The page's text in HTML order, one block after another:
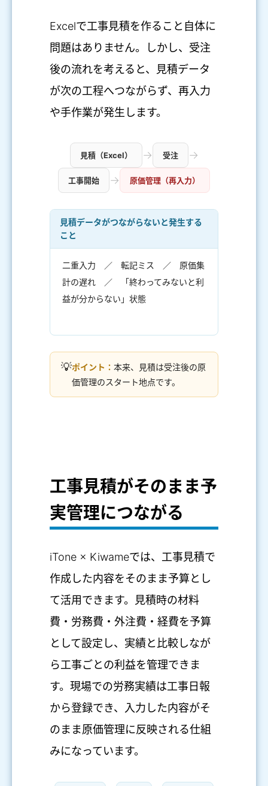
Excelで工事見積を作ること自体に
問題はありません。しかし、受注
後の流れを考えると、見積データ
が次の工程へつながらず、再入力
や手作業が発生します。
見積（Excel） → 受注 →
工事開始 → 原価管理（再入力）
見積データがつながらないと発生する
こと
二重入力 ／ 転記ミス ／ 原価集
計の遅れ ／ 「終わってみないと利
益が分からない」状態
💡ポイント： 本来、見積は受注後の原
価管理のスタート地点です。
工事見積がそのまま予
実管理につながる
iTone × Kiwameでは、工事見積で
作成した内容をそのまま予算とし
て活用できます。見積時の材料
費・労務費・外注費・経費を予算
として設定し、実績と比較しなが
ら工事ごとの利益を管理できま
す。現場での労務実績は工事日報
から登録でき、入力した内容がそ
のまま原価管理に反映される仕組
みになっています。